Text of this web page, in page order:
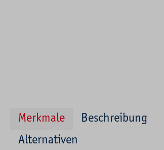
Merkmale Beschreibung
Alternativen